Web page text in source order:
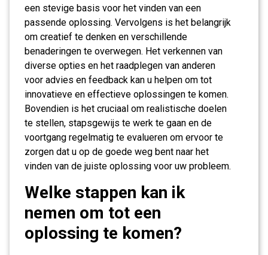
een stevige basis voor het vinden van een
passende oplossing. Vervolgens is het belangrijk
om creatief te denken en verschillende
benaderingen te overwegen. Het verkennen van
diverse opties en het raadplegen van anderen
voor advies en feedback kan u helpen om tot
innovatieve en effectieve oplossingen te komen.
Bovendien is het cruciaal om realistische doelen
te stellen, stapsgewijs te werk te gaan en de
voortgang regelmatig te evalueren om ervoor te
zorgen dat u op de goede weg bent naar het
vinden van de juiste oplossing voor uw probleem.
Welke stappen kan ik
nemen om tot een
oplossing te komen?